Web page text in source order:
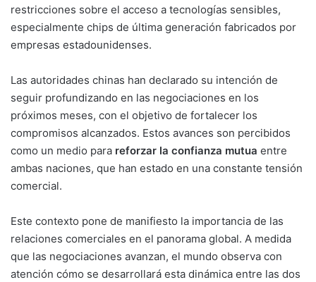
restricciones sobre el acceso a tecnologías sensibles,
especialmente chips de última generación fabricados por
empresas estadounidenses.
Las autoridades chinas han declarado su intención de
seguir profundizando en las negociaciones en los
próximos meses, con el objetivo de fortalecer los
compromisos alcanzados. Estos avances son percibidos
como un medio para reforzar la confianza mutua entre
ambas naciones, que han estado en una constante tensión
comercial.
Este contexto pone de manifiesto la importancia de las
relaciones comerciales en el panorama global. A medida
que las negociaciones avanzan, el mundo observa con
atención cómo se desarrollará esta dinámica entre las dos